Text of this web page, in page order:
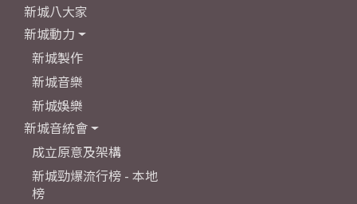
新城八大家
新城動力
新城製作
新城音樂
新城娛樂
新城音統會
成立原意及架構
新城勁爆流行榜 - 本地
榜